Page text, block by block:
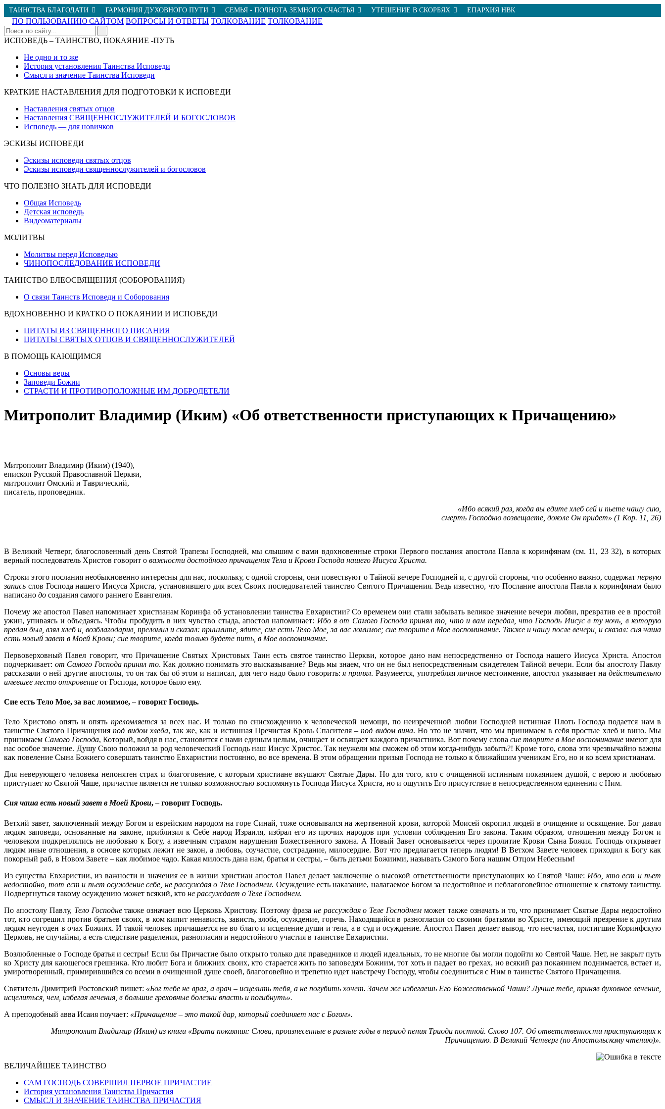
ТАИНСТВА БЛАГОДАТИ ГАРМОНИЯ ДУХОВНОГО ПУТИ СЕМЬЯ - ПОЛНОТА ЗЕМНОГО СЧАСТЬЯ УТЕШЕНИЕ В СКОРБЯХ ЕПАРХИЯ НВК
ПО ПОЛЬЗОВАНИЮ САЙТОМ ВОПРОСЫ И ОТВЕТЫ ТОЛКОВАНИЕ ТОЛКОВАНИЕ
ИСПОВЕДЬ – ТАИНСТВО, ПОКАЯНИЕ -ПУТЬ
Не одно и то же
История установления Таинства Исповеди
Смысл и значение Таинства Исповеди
КРАТКИЕ НАСТАВЛЕНИЯ ДЛЯ ПОДГОТОВКИ К ИСПОВЕДИ
Наставления святых отцов
Наставления СВЯЩЕННОСЛУЖИТЕЛЕЙ И БОГОСЛОВОВ
Исповедь — для новичков
ЭСКИЗЫ ИСПОВЕДИ
Эскизы исповеди святых отцов
Эскизы исповеди священнослужителей и богословов
ЧТО ПОЛЕЗНО ЗНАТЬ ДЛЯ ИСПОВЕДИ
Общая Исповедь
Детская исповедь
Видеоматериалы
МОЛИТВЫ
Молитвы перед Исповедью
ЧИНОПОСЛЕДОВАНИЕ ИСПОВЕДИ
ТАИНСТВО ЕЛЕОСВЯЩЕНИЯ (СОБОРОВАНИЯ)
О связи Таинств Исповеди и Соборования
ВДОХНОВЕННО И КРАТКО О ПОКАЯНИИ И ИСПОВЕДИ
ЦИТАТЫ ИЗ СВЯЩЕННОГО ПИСАНИЯ
ЦИТАТЫ СВЯТЫХ ОТЦОВ И СВЯЩЕННОСЛУЖИТЕЛЕЙ
В ПОМОЩЬ КАЮЩИМСЯ
Основы веры
Заповеди Божии
СТРАСТИ И ПРОТИВОПОЛОЖНЫЕ ИМ ДОБРОДЕТЕЛИ
Митрополит Владимир (Иким) «Об ответственности приступающих к Причащению»
Митрополит Владимир (Иким) (1940),
епископ Русской Православной Церкви,
митрополит Омский и Таврический,
писатель, проповедник.
«Ибо всякий раз, когда вы едите хлеб сей и пьете чашу сию,
смерть Господню возвещаете, доколе Он придет» (1 Кор. 11, 26)
В Великий Четверг, благословенный день Святой Трапезы Господней, мы слышим с вами вдохновенные строки Первого послания апостола Павла к коринфянам (см. 11, 23 32), в которых
верный последователь Христов говорит о важности достойного причащения Тела и Крови Господа нашего Иисуса Христа.
Строки этого послания необыкновенно интересны для нас, поскольку, с одной стороны, они повествуют о Тайной вечере Господней и, с другой стороны, что особенно важно, содержат первую
запись слов Господа нашего Иисуса Христа, установившего для всех Своих последователей таинство Святого Причащения. Ведь известно, что Послание апостола Павла к коринфянам было
написано до создания самого раннего Евангелия.
Почему же апостол Павел напоминает христианам Коринфа об установлении таинства Евхаристии? Со временем они стали забывать великое значение вечери любви, превратив ее в простой
ужин, упиваясь и объедаясь. Чтобы пробудить в них чувство стыда, апостол напоминает: Ибо я от Самого Господа принял то, что и вам передал, что Господь Иисус в ту ночь, в которую
предан был, взял хлеб и, возблагодарив, преломил и сказал: приимите, ядите, сие есть Тело Мое, за вас ломимое; сие творите в Мое воспоминание. Также и чашу после вечери, и сказал: сия чаша
есть новый завет в Моей Крови; сие творите, когда только будете пить, в Мое воспоминание.
Первоверховный Павел говорит, что Причащение Святых Христовых Таин есть святое таинство Церкви, которое дано нам непосредственно от Господа нашего Иисуса Христа. Апостол
подчеркивает: от Самого Господа принял то. Как должно понимать это высказывание? Ведь мы знаем, что он не был непосредственным свидетелем Тайной вечери. Если бы апостолу Павлу
рассказали о ней другие апостолы, то он так бы об этом и написал, для чего надо было говорить:я принял. Разумеется, употребляя личное местоимение, апостол указывает надействительно
имевшее место откровение от Господа, которое было ему.
Сие есть Тело Мое, за вас ломимое, – говорит Господь.
Тело Христово опять и опять преломляетсяза всех нас. И только по снисхождению к человеческой немощи, по неизреченной любви Господней истинная Плоть Господа подается нам в
таинстве Святого Причащенияпод видом хлеба, так же, как и истинная Пречистая Кровь Спасителя –под видом вина. Но это не значит, что мы принимаем в себя простые хлеб и вино. Мы
принимаем Самого Господа, Который, войдя в нас, становится с нами единым целым, очищает и освящает каждого причастника. Вот почему слова сие творите в Мое воспоминаниеимеют для
нас особое значение. Душу Свою положил за род человеческий Господь наш Иисус Христос. Так неужели мы сможем об этом когда-нибудь забыть?! Кроме того, слова эти чрезвычайно важны
как повеление Сына Божиего совершать таинство Евхаристии постоянно, во все времена. В этом обращении призыв Господа не только к ближайшим ученикам Его, но и ко всем христианам.
Для неверующего человека непонятен страх и благоговение, с которым христиане вкушают Святые Дары. Но для того, кто с очищенной истинным покаянием душой, с верою и любовью
приступает ко Святой Чаше, причастие является не только возможностью воспомянуть Господа Иисуса Христа, но и ощутить Его присутствие в непосредственном единении с Ним.
Сия чаша есть новый завет в Моей Крови, – говорит Господь.
Ветхий завет, заключенный между Богом и еврейским народом на горе Синай, тоже основывался на жертвенной крови, которой Моисей окропил людей в очищение и освящение. Бог давал
людям заповеди, основанные на законе, приблизил к Себе народ Израиля, избрал его из прочих народов при условии соблюдения Его закона. Таким образом, отношения между Богом и
человеком подкреплялись не любовью к Богу, а извечным страхом нарушения Божественного закона. А Новый Завет основывается через пролитие Крови Сына Божия. Господь открывает
людям иные отношения, в основе которых лежит не закон, а любовь, соучастие, сострадание, милосердие. Вот что предлагается теперь людям! В Ветхом Завете человек приходил к Богу как
покорный раб, в Новом Завете – как любимое чадо. Какая милость дана нам, братья и сестры, – быть детьми Божиими, называть Самого Бога нашим Отцом Небесным!
Из существа Евхаристии, из важности и значения ее в жизни христиан апостол Павел делает заключение о высокой ответственности приступающих ко Святой Чаше: Ибо, кто ест и пьет
недостойно, тот ест и пьет осуждение себе, не рассуждая о Теле Господнем. Осуждение есть наказание, налагаемое Богом за недостойное и неблагоговейное отношение к святому таинству.
Подвергнуться такому осуждению может всякий, кто не рассуждает о Теле Господнем.
По апостолу Павлу, Тело Господнетакже означает всю Церковь Христову. Поэтому фраза не рассуждая о Теле Господнем может также означать и то, что принимает Святые Дары недостойно
тот, кто согрешил против братьев своих, в ком кипит ненависть, зависть, злоба, осуждение, горечь. Находящийся в разногласии со своими братьями во Христе, имеющий презрение к другим
людям неугоден в очах Божиих. И такой человек причащается не во благо и исцеление души и тела, а в суд и осуждение. Апостол Павел делает вывод, что несчастья, постигшие Коринфскую
Церковь, не случайны, а есть следствие разделения, разногласия и недостойного участия в таинстве Евхаристии.
Возлюбленные о Господе братья и сестры! Если бы Причастие было открыто только для праведников и людей идеальных, то не многие бы могли подойти ко Святой Чаше. Нет, не закрыт путь
ко Христу для кающегося грешника. Кто любит Бога и ближних своих, кто старается жить по заповедям Божиим, тот хоть и падает во грехах, но всякий раз покаянием поднимается, встает и,
умиротворенный, примирившийся со всеми в очищенной душе своей, благоговейно и трепетно идет навстречу Господу, чтобы соединиться с Ним в таинстве Святого Причащения.
Святитель Димитрий Ростовский пишет: «Бог тебе не враг, а врач – исцелить тебя, а не погубить хочет. Зачем же избегаешь Его Божественной Чаши? Лучше тебе, приняв духовное лечение,
исцелиться, чем, избегая лечения, в большие греховные болезни впасть и погибнуть».
А преподобный авва Исаия поучает: «Причащение – это такой дар, который соединяет нас с Богом».
Митрополит Владимир (Иким) из книги «Врата покаяния: Слова, произнесенные в разные годы в период пения Триоди постной. Слово 107. Об ответственности приступающих к
Причащению. В Великий Четверг (по Апостольскому чтению)».
ВЕЛИЧАЙШЕЕ ТАИНСТВО
САМ ГОСПОДЬ СОВЕРШИЛ ПЕРВОЕ ПРИЧАСТИЕ
История установления Таинства Причастия
СМЫСЛ И ЗНАЧЕНИЕ ТАИНСТВА ПРИЧАСТИЯ